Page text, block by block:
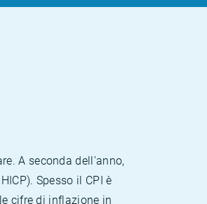
A seconda dell'anno,
Spesso il CPI è
cifre di inflazione in